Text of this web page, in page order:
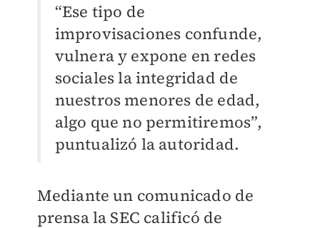
“Ese tipo de
improvisaciones confunde,
vulnera y expone en redes
sociales la integridad de
nuestros menores de edad,
algo que no permitiremos”,
puntualizó la autoridad.
Mediante un comunicado de
prensa la SEC calificó de